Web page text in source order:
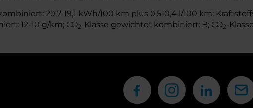
20,7-19,1 kWh/100 km plus 0,5-0,4 l/100 km;
12-10 g/km; CO2-Klasse gewichtet kombiniert: B; CO2-